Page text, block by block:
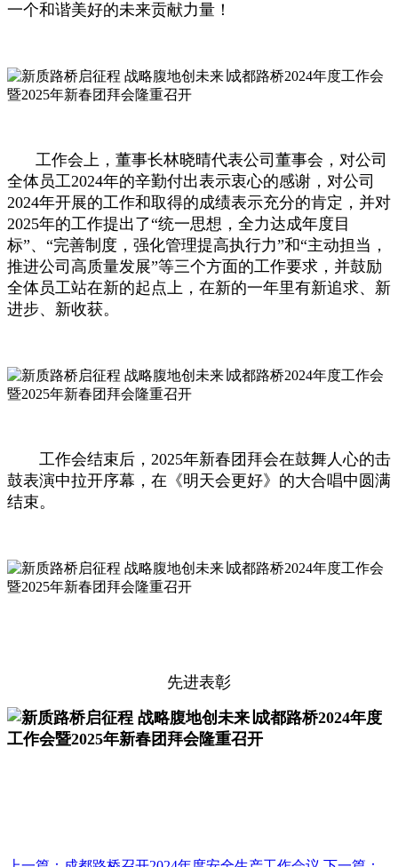
一个和谐美好的未来贡献力量！
工作会上，董事长林晓晴代表公司董事会，对公司
全体员工2024年的辛勤付出表示衷心的感谢，对公司
2024年开展的工作和取得的成绩表示充分的肯定，并对
2025年的工作提出了“统一思想，全力达成年度目
标”、“完善制度，强化管理提高执行力”和“主动担当，
推进公司高质量发展”等三个方面的工作要求，并鼓励
全体员工站在新的起点上，在新的一年里有新追求、新
进步、新收获。
工作会结束后，2025年新春团拜会在鼓舞人心的击
鼓表演中拉开序幕，在《明天会更好》的大合唱中圆满
结束。
先进表彰